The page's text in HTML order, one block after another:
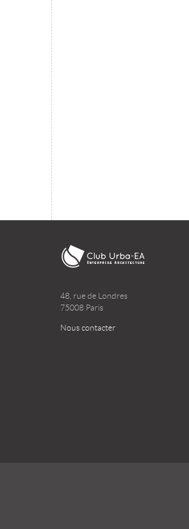
48, rue de Londres
75008 Paris
Nous contacter